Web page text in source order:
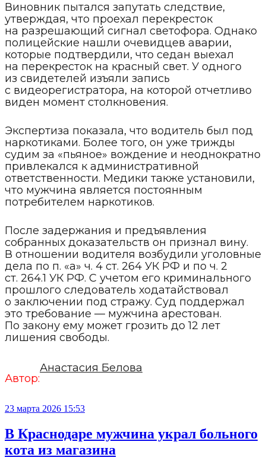
Виновник пытался запутать следствие,
утверждая, что проехал перекресток
на разрешающий сигнал светофора. Однако
полицейские нашли очевидцев аварии,
которые подтвердили, что седан выехал
на перекресток на красный свет. У одного
из свидетелей изъяли запись
с видеорегистратора, на которой отчетливо
виден момент столкновения.
Экспертиза показала, что водитель был под
наркотиками. Более того, он уже трижды
судим за «пьяное» вождение и неоднократно
привлекался к административной
ответственности. Медики также установили,
что мужчина является постоянным
потребителем наркотиков.
После задержания и предъявления
собранных доказательств он признал вину.
В отношении водителя возбудили уголовные
дела по п. «а» ч. 4 ст. 264 УК РФ и по ч. 2
ст. 264.1 УК РФ. С учетом его криминального
прошлого следователь ходатайствовал
о заключении под стражу. Суд поддержал
это требование — мужчина арестован.
По закону ему может грозить до 12 лет
лишения свободы.
Автор:
Анастасия Белова
23 марта 2026 15:53
В Краснодаре мужчина украл больного
кота из магазина